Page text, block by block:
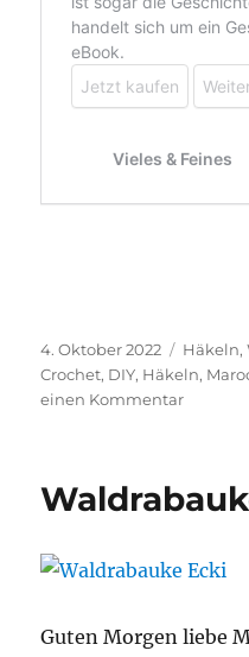
Veröffentlicht
am
4. Oktober 2022 Häkeln,
Crochet, DIY, Häkeln,
einen Kommentarzu
Guten Morgen liebe